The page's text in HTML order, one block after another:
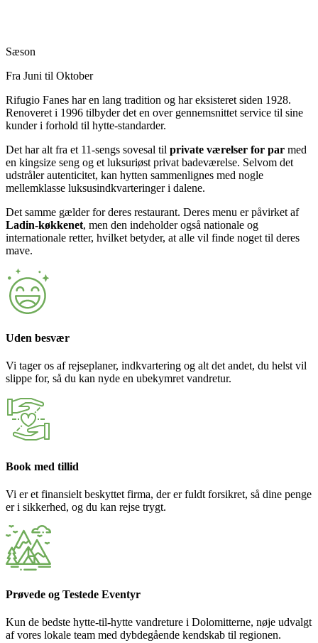
Sæson
Fra Juni til Oktober
Rifugio Fanes har en lang tradition og har eksisteret siden 1928.
Renoveret i 1996 tilbyder det en over gennemsnittet service til sine
kunder i forhold til hytte-standarder.
Det har alt fra et 11-sengs sovesal til private værelser for par med
en kingsize seng og et luksuriøst privat badeværelse. Selvom det
udstråler autenticitet, kan hytten sammenlignes med nogle
mellemklasse luksusindkvarteringer i dalene.
Det samme gælder for deres restaurant. Deres menu er påvirket af
Ladin-køkkenet, men den indeholder også nationale og
internationale retter, hvilket betyder, at alle vil finde noget til deres
mave.
Uden besvær
Vi tager os af rejseplaner, indkvartering og alt det andet, du helst vil
slippe for, så du kan nyde en ubekymret vandretur.
Book med tillid
Vi er et finansielt beskyttet firma, der er fuldt forsikret, så dine penge
er i sikkerhed, og du kan rejse trygt.
Prøvede og Testede Eventyr
Kun de bedste hytte-til-hytte vandreture i Dolomitterne, nøje udvalgt
af vores lokale team med dybdegående kendskab til regionen.